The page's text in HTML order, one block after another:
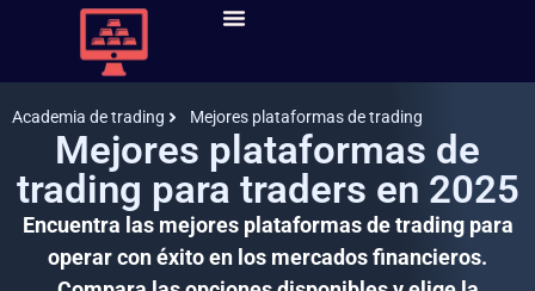
Academia de trading Mejores plataformas de trading
Mejores plataformas de
trading para traders en 2025
Encuentra las mejores plataformas de trading para
operar con éxito en los mercados financieros.